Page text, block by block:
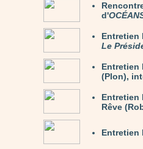
d'
Entretien
Le
Entretien
(Plon),
Entretien
Rêve
Entretien